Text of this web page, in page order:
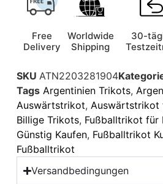
Free
Delivery
Worldwide
Shipping
30-
SKU ATN2203281904
Tags Argentinien Trikots,
Auswärtstrikot, Auswärtstrikot
Billige Trikots, Fußballtrikot für
Günstig Kaufen, Fußballtrikot
Fußballtrikot
Versandbedingungen